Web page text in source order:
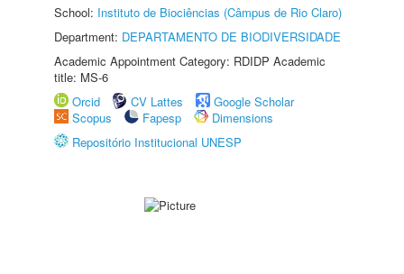
School: Instituto de Biociências (Câmpus de Rio Claro)
Department: DEPARTAMENTO DE BIODIVERSIDADE
Academic Appointment Category: RDIDP Academic
title: MS-6
Orcid
CV Lattes
Google Scholar
Scopus
Fapesp
Dimensions
Repositório Institucional UNESP